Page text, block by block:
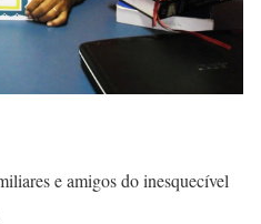
e amigos do inesquecível